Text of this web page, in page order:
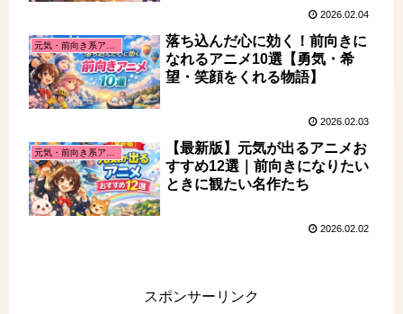
2026.02.04
落ち込んだ心に効く！前向きに
なれるアニメ10選【勇気・希
望・笑顔をくれる物語】
2026.02.03
【最新版】元気が出るアニメお
すすめ12選｜前向きになりたい
ときに観たい名作たち
2026.02.02
スポンサーリンク